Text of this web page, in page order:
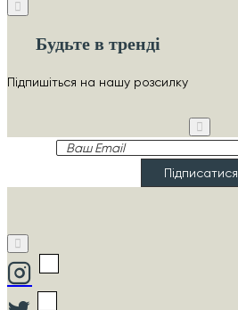
Будьте в тренді
Підпишіться на нашу розсилку
Ваш
Підписатися